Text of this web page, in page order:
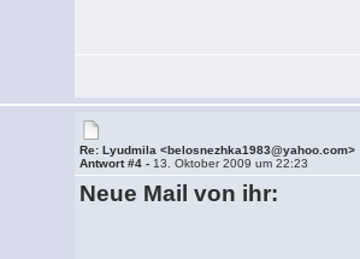
Re: Lyudmila <belosnezhka1983@yahoo.com>
Antwort #4 - 13. Oktober 2009 um 22:23
Neue Mail von ihr: